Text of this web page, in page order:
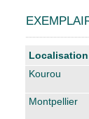
Liste des
Localisation
Kourou
Montpellier